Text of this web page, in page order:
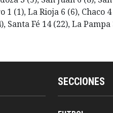
1 (1), La Rioja 6 (6), Chaco
Santa Fé 14 (22), La
SECCIONES